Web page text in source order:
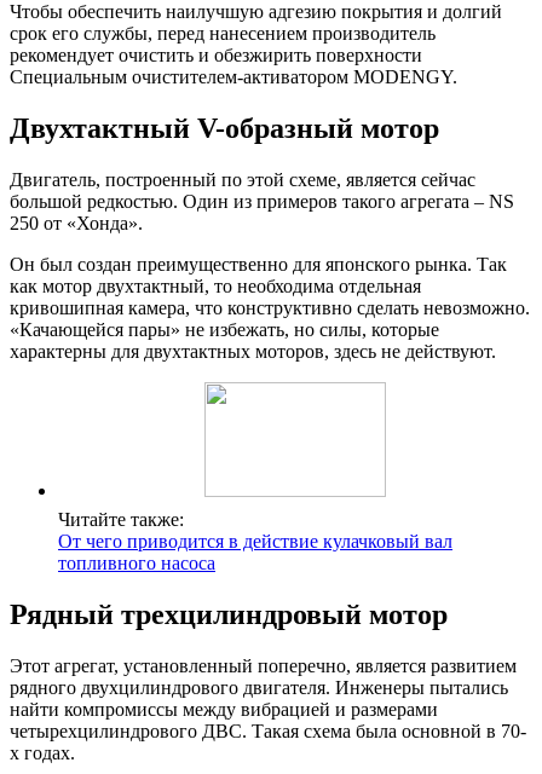
Чтобы обеспечить наилучшую адгезию покрытия и долгий
срок его службы, перед нанесением производитель
рекомендует очистить и обезжирить поверхности
Специальным очистителем‑активатором MODENGY.
Двухтактный V-образный мотор
Двигатель, построенный по этой схеме, является сейчас
большой редкостью. Один из примеров такого агрегата – NS
250 от «Хонда».
Он был создан преимущественно для японского рынка. Так
как мотор двухтактный, то необходима отдельная
кривошипная камера, что конструктивно сделать невозможно.
«Качающейся пары» не избежать, но силы, которые
характерны для двухтактных моторов, здесь не действуют.
Читайте также:
От чего приводится в действие кулачковый вал
топливного насоса
Рядный трехцилиндровый мотор
Этот агрегат, установленный поперечно, является развитием
рядного двухцилиндрового двигателя. Инженеры пытались
найти компромиссы между вибрацией и размерами
четырехцилиндрового ДВС. Такая схема была основной в 70-
х годах.